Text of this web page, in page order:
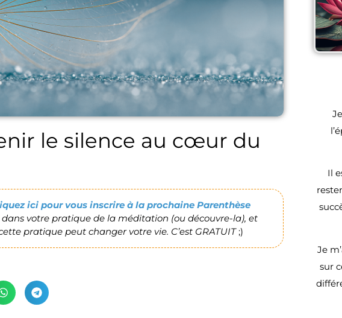
le silence au cœur du
ici pour vous inscrire à la prochaine Parenthèse
dans votre pratique de la méditation (ou découvre-la), et
pratique peut changer votre vie. C’est GRATUIT;)
Il
Je
sur